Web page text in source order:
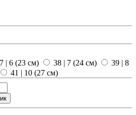
| 6 (23 см) 38 | 7 (24 см)
39 | 8
41 | 10 (27 см)